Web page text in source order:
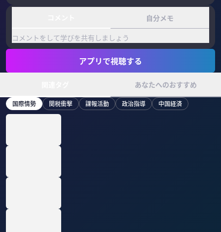
自分メモ
コメントをして学びを共有しましょう
アプリで視聴する
あなたへのおすすめ
国際情勢 関税衝撃 諜報活動 政治指導 中国経済